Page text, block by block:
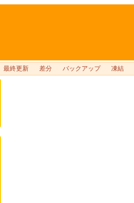
最終更新 差分 バックアップ 凍結